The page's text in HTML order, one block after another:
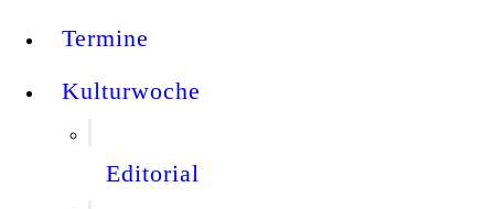
Termine
Kulturwoche
Editorial